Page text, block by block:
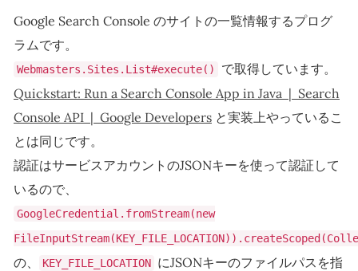
Google Search Console のサイトの一覧情報するプログ
ラムです。
Webmasters.Sites.List#execute()
で取得しています。
Quickstart: Run a Search Console App in Java | Search
Console API | Google Developers と実装上やっているこ
とは同じです。
認証はサービスアカウントのJSONキーを使って認証して
いるので、
GoogleCredential.fromStream(new
の、 KEY_FILE_LOCATION にJSONキーのファイルパスを指